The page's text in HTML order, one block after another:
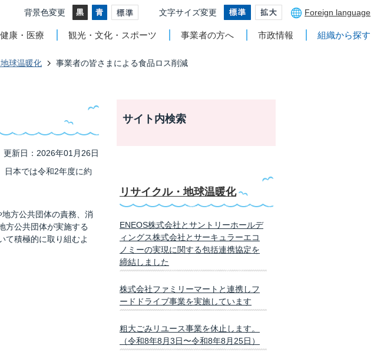
背景色変更 文字サイズ変更 Foreign language
健康・医療 観光・文化・スポーツ 事業者の方へ 市政情報 組織から探す
球温暖化 事業者の皆さまによる食品ロス削減
更新日：2026年01月26日
日本では令和2年度に約
方公共団体の責務、消
方公共団体が実施する
て積極的に取り組むよ
サイト内検索
リサイクル・地球温暖化
ENEOS株式会社とサントリーホールデ
ィングス株式会社とサーキュラーエコ
ノミーの実現に関する包括連携協定を
締結しました
株式会社ファミリーマートと連携しフ
ードドライブ事業を実施しています
粗大ごみリユース事業を休止します。
（令和8年8月3日〜令和8年8月25日）